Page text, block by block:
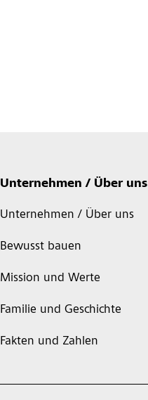
Unternehmen / Über uns
Unternehmen / Über uns
Bewusst bauen
Mission und Werte
Familie und Geschichte
Fakten und Zahlen